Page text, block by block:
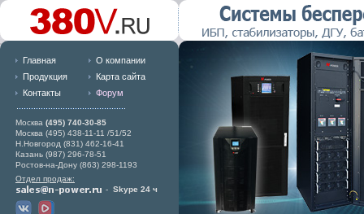
Главная
О компании
Продукция
Карта сайта
Контакты
Форум
Москва (495) 740-30-85
Москва (495) 438-11-11 /51/52
Н.Новгород (831) 462-16-41
Казань (987) 296-78-51
Ростов-на-Дону (863) 298-1193
Отдел продаж:
- Skype 24 ч